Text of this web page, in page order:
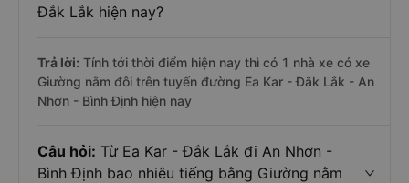
Đắk Lắk hiện nay?
Trả lời: Tính tới thời điểm hiện nay thì có 1 nhà xe có xe
Giường nằm đôi trên tuyến đường Ea Kar - Đắk Lắk - An
Nhơn - Bình Định hiện nay
Câu hỏi: Từ Ea Kar - Đắk Lắk đi An Nhơn -
Bình Định bao nhiêu tiếng bằng Giường nằm